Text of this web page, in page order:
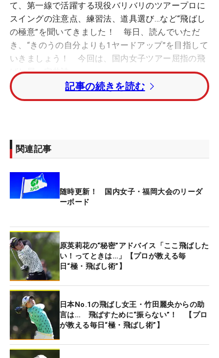
て、第一線で活躍する現役バリバリのツアープロに
スイングの注意点、練習法、道具選び…など“飛ばし
の極意”を聞いてきました！ 毎日、読んでいただ
き、“きのうの自分よりも1ヤードアップ”を目指して
いきましょう！ 今回は、国内女子ツアー屈指の飛
ばし屋・穴井詩。
◇
は、全美貞（韓国）とのプレーオフを制して通算6
勝目を挙げた穴井。その圧倒的な飛距離が魅力で、
と、チャンスホールでスコアを積み上げて勝利を手
繰り寄せた。ドライビングディスタンスでも上位の
常連であり、2019年（260.67ヤード）、22年
（261.08ヤード）に立っており、37歳ながらパワー
を生かして第一線で戦っている。
最大飛距離を引き出す秘訣は、「可動域をしっかり
保つこと」。そして「筋力トレーニングもそれなり
に入れている」ことと話す。
シャフトクロスになるほど大きく振りかぶるバック
スイングから生み出される深い捻転差が、豪快な一
打を支えている。その土台となるのが、肩甲骨周り
記事の続きを読む
関連記事
随時更新！ 国内女子・福岡大会のリーダ
ーボード
原英莉花の“秘密”アドバイス「ここ飛ばした
い！ってときは…」【プロが教える毎
日“極・飛ばし術”】
日本No.1の飛ばし女王・竹田麗央からの助
言は… 飛ばすために“振らない”！ 【プロ
が教える毎日“極・飛ばし術”】